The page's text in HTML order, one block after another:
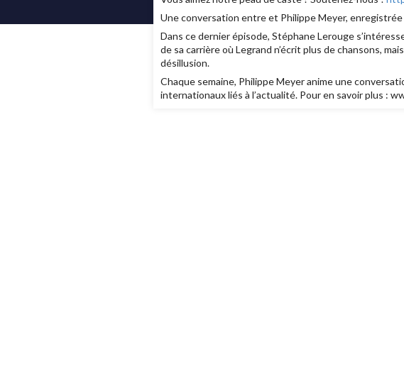
Une conversation entre et Philippe Meyer,
Dans ce dernier épisode, Stéphane Lerouge
de sa carrière où Legrand n’écrit plus de chansons,
désillusion.
Chaque semaine, Philippe Meyer anime une
internationaux liés à l’actualité. Pour en savoir plus :